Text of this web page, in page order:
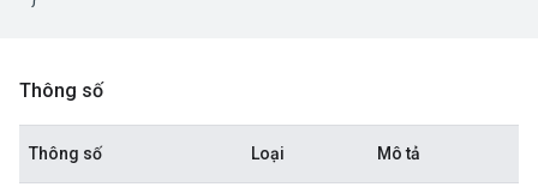
Thông số
Thông số Loại Mô tả